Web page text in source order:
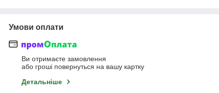
Умови оплати
Ви отримаєте замовлення
або гроші повернуться на вашу картку
Детальніше